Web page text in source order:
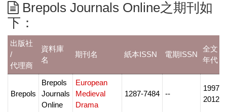
Brepols Journals Online之期刊如
下：
出版社
/
代理商
資料庫
名
期刊名 紙本ISSN 電期ISSN
全文
年代
Brepols
Brepols
Journals
Online
European
Medieval
Drama
1287-7484 --
1997-
2012